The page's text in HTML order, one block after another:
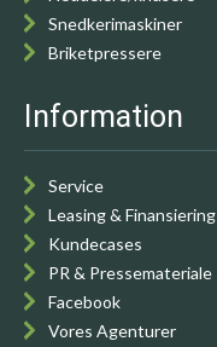
Snedkerimaskiner
Briketpressere
Information
Service
Leasing & Finansiering
Kundecases
PR & Pressemateriale
Facebook
Vores Agenturer